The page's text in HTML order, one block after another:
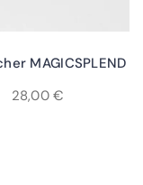
Au Panier
MAGICSPLEND
28,00€